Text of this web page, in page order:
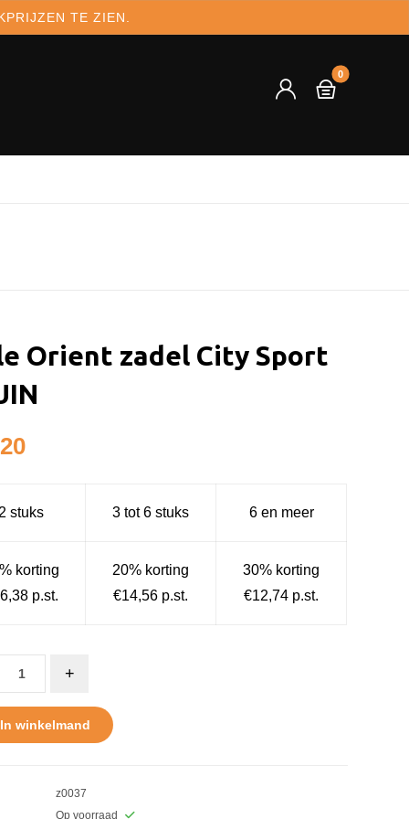
TE ZIEN.
Orient zadel City Sport
2 stuks 3 tot 6 stuks 6 en meer
korting
p.st.
20% korting
€14,56 p.st.
30% korting
€12,74 p.st.
+
In winkelmand
z0037
Op voorraad